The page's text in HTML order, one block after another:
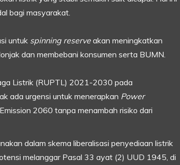
bagi masyarakat.
untuk spinning reserveakan meningkatkan
dan membebani konsumen serta BUMN.
Listrik (RUPTL) 2021-2030 pada
ada urgensi untuk menerapkan Power
2060 tanpa menambah risiko dari
dalam skema liberalisasi penyediaan listrik
melanggar Pasal 33 ayat (2) UUD 1945, di